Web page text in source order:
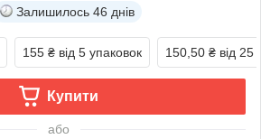
Залишилось 46 днів
155 ₴ від 5 упаковок 150,50 ₴ від 25
Купити
або